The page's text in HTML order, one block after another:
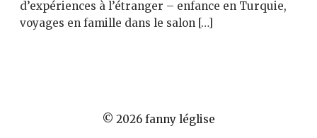
d’expériences à l’étranger – enfance en Turquie,
voyages en famille dans le salon […]
© 2026 fanny léglise